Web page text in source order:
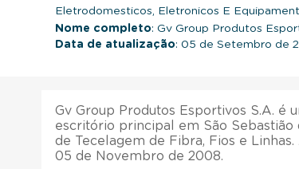
Eletrodomesticos, Eletronicos E
Nome completo: Gv Group Produtos
Data de atualização: 05 de Setembro de
Gv Group Produtos Esportivos S.A. é
escritório principal em São Sebastião
de Tecelagem de Fibra, Fios e
05 de Novembro de 2008.